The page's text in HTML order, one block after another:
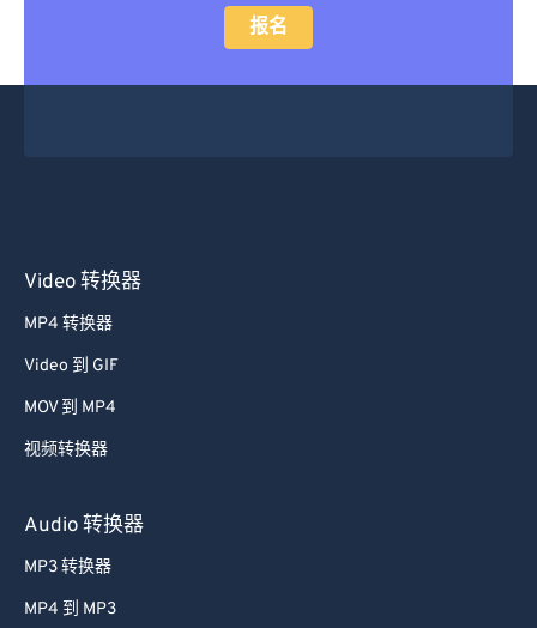
报名
Video 转换器
MP4 转换器
Video 到 GIF
MOV 到 MP4
视频转换器
Audio 转换器
MP3 转换器
MP4 到 MP3